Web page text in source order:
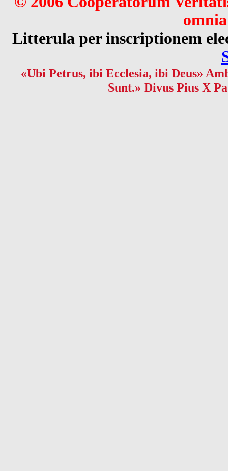
Litterula per inscriptionem
«Ubi Petrus, ibi Ecclesia, ibi Deus»
Sunt.» Divus Pius X